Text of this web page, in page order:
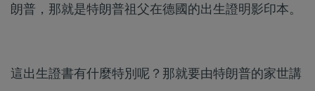
朗普，那就是特朗普祖父在德國的出生證明影印本。
這出生證書有什麼特別呢？那就要由特朗普的家世講